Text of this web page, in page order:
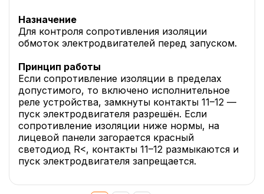
Назначение
Для контроля сопротивления изоляции
обмоток электродвигателей перед запуском.
Принцип работы
Если сопротивление изоляции в пределах
допустимого, то включено исполнительное
реле устройства, замкнуты контакты 11–12 —
пуск электродвигателя разрешён. Если
сопротивление изоляции ниже нормы, на
лицевой панели загорается красный
светодиод R<, контакты 11–12 размыкаются и
пуск электродвигателя запрещается.